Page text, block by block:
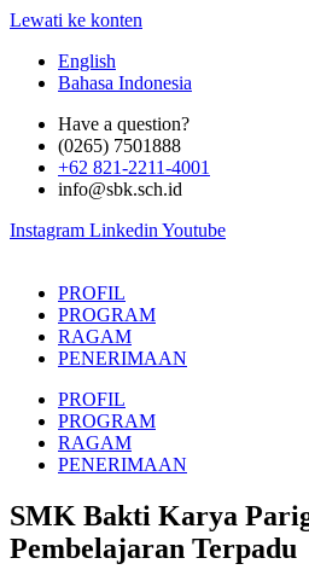
Lewati ke konten
English
Bahasa Indonesia
Have a question?
(0265) 7501888
+62 821-2211-4001
info@sbk.sch.id
Instagram Linkedin Youtube
PROFIL
PROGRAM
RAGAM
PENERIMAAN
PROFIL
PROGRAM
RAGAM
PENERIMAAN
SMK Bakti Karya
Pembelajaran Terpadu